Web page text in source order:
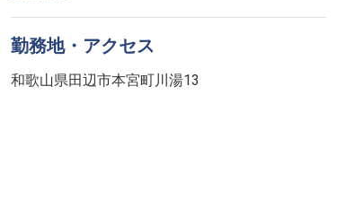
勤務地・アクセス
和歌山県田辺市本宮町川湯13